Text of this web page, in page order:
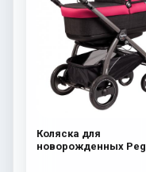
Коляска для
новорожденных Peg